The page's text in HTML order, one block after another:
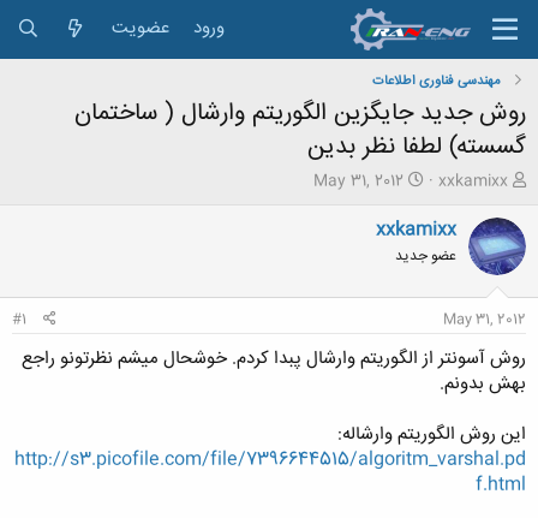
ورود عضویت
مهندسی فناوری اطلاعات
روش جدید جایگزین الگوریتم وارشال ( ساختمان
گسسته) لطفا نظر بدین
ش
و
ع
ک
ه
م
و
و
ع
xxkamixx
ت
ر
خ
ع
May 31, 2012
xxkamixx
عضو جدید
May 31, 2012
#1
روش آسونتر از الگوریتم وارشال پبدا کردم. خوشحال میشم نظرتونو راجع
بهش بدونم.
این روش الگوریتم وارشاله:
http://s3.picofile.com/file/7396644515/algoritm_varshal.pd
f.html